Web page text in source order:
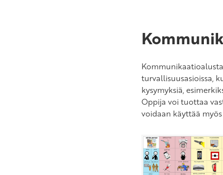
turvallisuusasioissa,
kysymyksiä,
Oppija voi tuottaa
voidaan käyttää